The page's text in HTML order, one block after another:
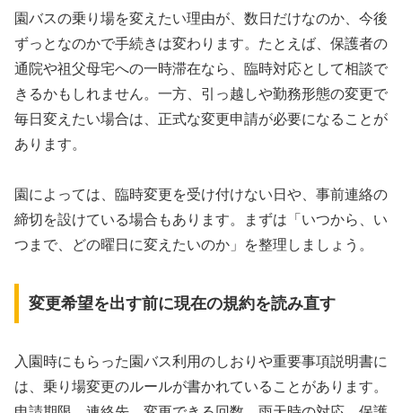
園バスの乗り場を変えたい理由が、数日だけなのか、今後
ずっとなのかで手続きは変わります。たとえば、保護者の
通院や祖父母宅への一時滞在なら、臨時対応として相談で
きるかもしれません。一方、引っ越しや勤務形態の変更で
毎日変えたい場合は、正式な変更申請が必要になることが
あります。
園によっては、臨時変更を受け付けない日や、事前連絡の
締切を設けている場合もあります。まずは「いつから、い
つまで、どの曜日に変えたいのか」を整理しましょう。
変更希望を出す前に現在の規約を読み直す
入園時にもらった園バス利用のしおりや重要事項説明書に
は、乗り場変更のルールが書かれていることがあります。